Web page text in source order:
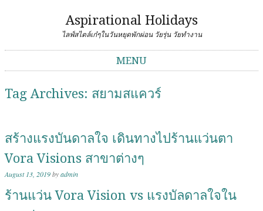
Aspirational Holidays
ไลฟ์สไตล์เก๋ๆในวันหยุดพักผ่อน วัยรุ่น วัยทำงาน
MENU
Tag Archives: สยามสแควร์
สร้างแรงบันดาลใจ เดินทางไปร้านแว่นตา
Vora Visions สาขาต่างๆ
August 13, 2019byadmin
ร้านแว่น Vora Vision vs แรงบัลดาลใจใน